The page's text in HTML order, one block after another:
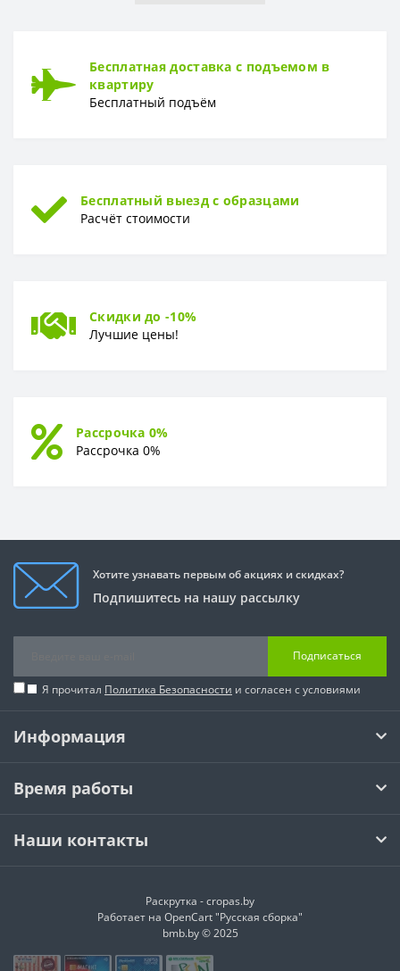
Форма
Бесплатная доставка с подъемом в
квартиру
Бесплатный подъём
Бесплатный выезд с образцами
Расчёт стоимости
Скидки до -10%
Лучшие цены!
Рассрочка 0%
Рассрочка 0%
Хотите узнавать первым об акциях и скидках?
Подпишитесь на нашу рассылку
Подписаться
Я прочитал Политика Безопасности и согласен с условиями
Информация
Время работы
Наши контакты
Раскрутка -cropas.by
Работает на OpenCart "Русская сборка"
bmb.by © 2025